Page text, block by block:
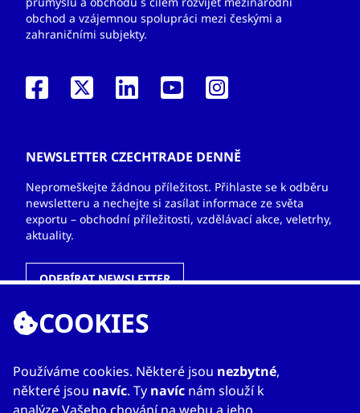
obchod a vzájemnou spolupráci mezi českými a
zahraničními subjekty.
NEWSLETTER CZECHTRADE DENNĚ
Nepromeškejte žádnou příležitost. Přihlaste se k odběru
newsletteru a nechejte si zasílat informace ze světa
exportu – obchodní příležitosti, vzdělávací akce, veletrhy,
aktuality.
ODEBÍRAT NEWSLETTER
ODKAZY
O nás
COOKIES
Používáme cookies. Některé jsou nezbytné,
některé jsou navíc. Ty navíc nám slouží k